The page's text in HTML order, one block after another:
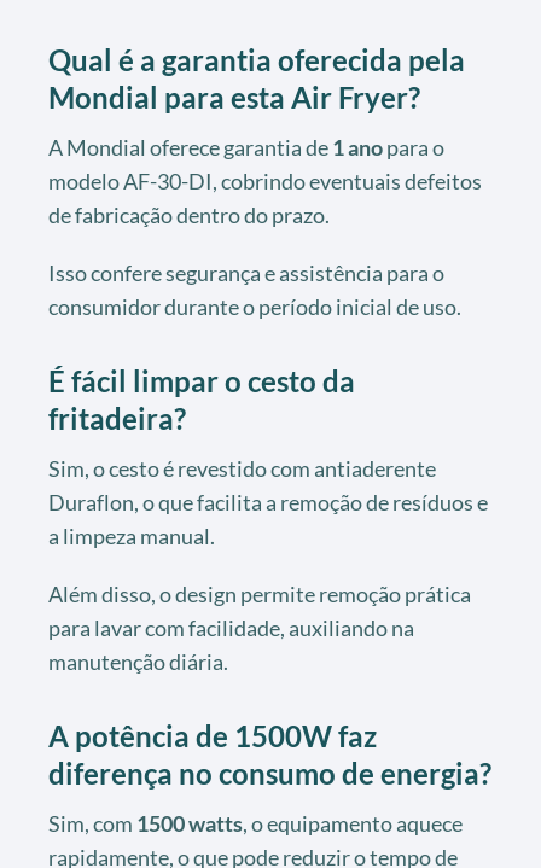
Qual é a garantia oferecida pela
Mondial para esta Air Fryer?
A Mondial oferece garantia de1 anopara o
modelo AF-30-DI, cobrindo eventuais defeitos
de fabricação dentro do prazo.
Isso confere segurança e assistência para o
consumidor durante o período inicial de uso.
É fácil limpar o cesto da
fritadeira?
Sim, o cesto é revestido com antiaderente
Duraflon, o que facilita a remoção de resíduos e
a limpeza manual.
Além disso, o design permite remoção prática
para lavar com facilidade, auxiliando na
manutenção diária.
A potência de 1500W faz
diferença no consumo de energia?
Sim, com 1500 watts, o equipamento aquece
rapidamente, o que pode reduzir o tempo de